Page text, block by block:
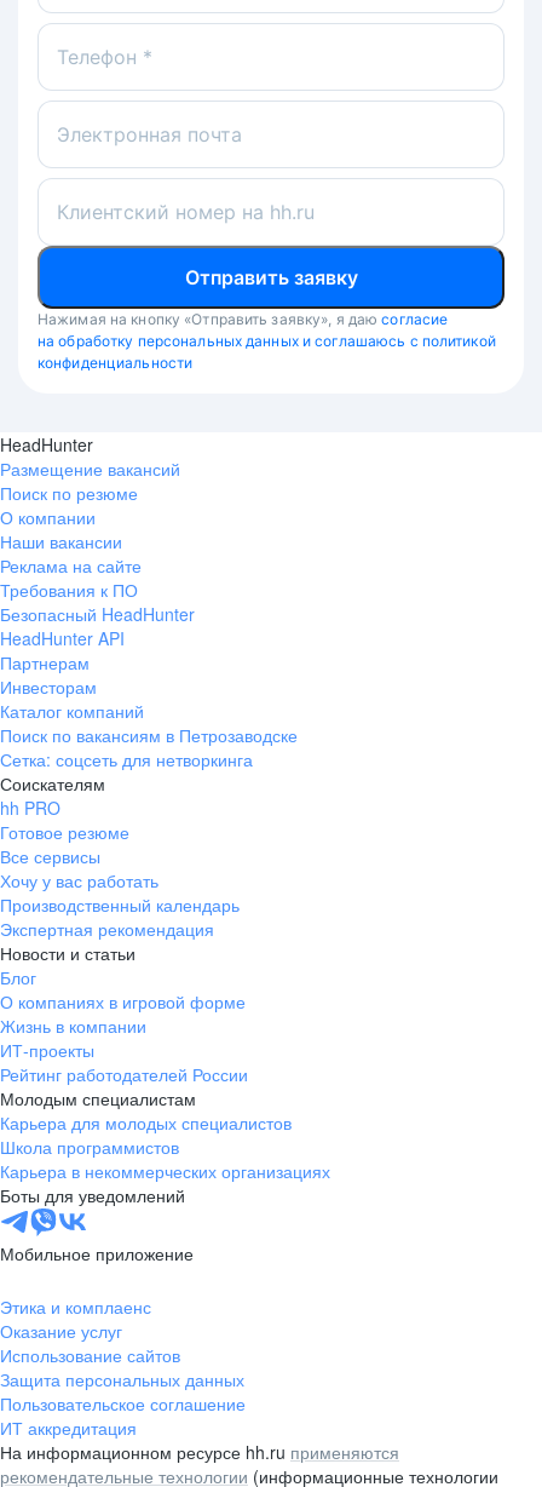
Телефон *
Электронная почта
Клиентский номер на hh.ru
Отправить заявку
Нажимая на кнопку «Отправить заявку», я даю согласие
на обработку персональных данных и соглашаюсь с политикой
конфиденциальности
HeadHunter
Размещение вакансий
Поиск по резюме
О компании
Наши вакансии
Реклама на сайте
Требования к ПО
Безопасный HeadHunter
HeadHunter API
Партнерам
Инвесторам
Каталог компаний
Поиск по вакансиям в Петрозаводске
Сетка: соцсеть для нетворкинга
Соискателям
hh PRO
Готовое резюме
Все сервисы
Хочу у вас работать
Производственный календарь
Экспертная рекомендация
Новости и статьи
Блог
О компаниях в игровой форме
Жизнь в компании
ИТ-проекты
Рейтинг работодателей России
Молодым специалистам
Карьера для молодых специалистов
Школа программистов
Карьера в некоммерческих организациях
Боты для уведомлений
Мобильное приложение
Этика и комплаенс
Оказание услуг
Использование сайтов
Защита персональных данных
Пользовательское соглашение
ИТ аккредитация
На информационном ресурсе hh.ru применяются
рекомендательные технологии (информационные технологии